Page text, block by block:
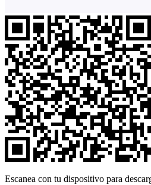
Escanea con tu dispositivo para